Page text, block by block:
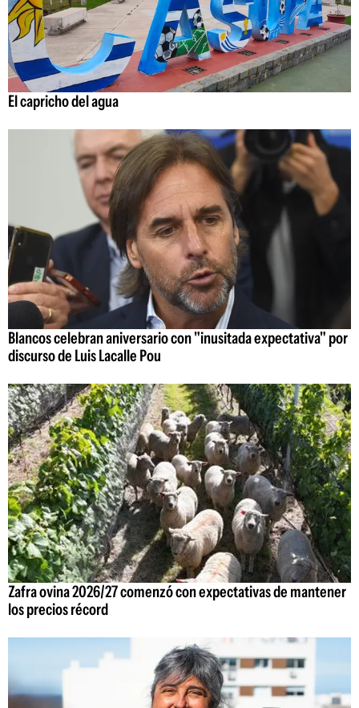
El capricho del agua
Blancos celebran aniversario con "inusitada expectativa" por
discurso de Luis Lacalle Pou
Zafra ovina 2026/27 comenzó con expectativas de mantener
los precios récord